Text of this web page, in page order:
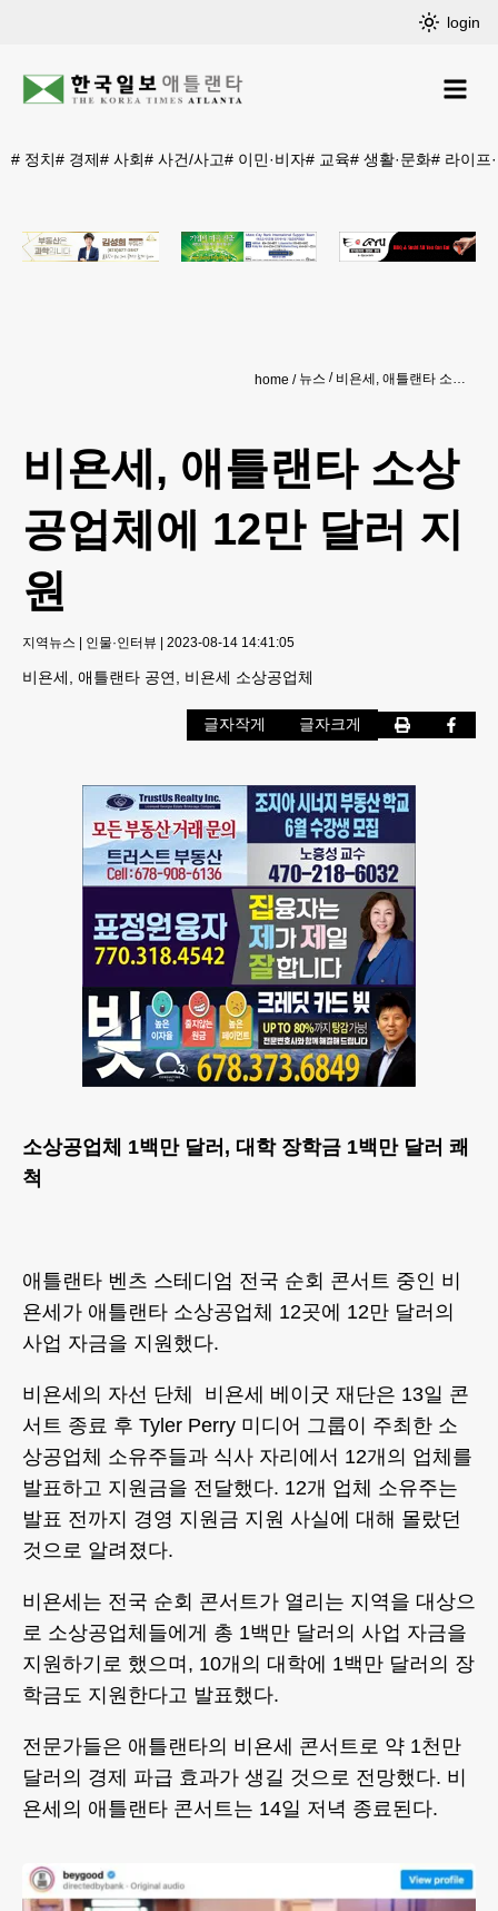
login
# 정치# 경제# 사회# 사건/사고# 이민·비자# 교육# 생활·문화# 라이프
home 뉴스 비욘세, 애틀랜타 소상공업체에 12만 달러 지원
비욘세, 애틀랜타 소상
공업체에 12만 달러 지
원
지역뉴스 | 인물·인터뷰 | 2023-08-14 14:41:05
비욘세, 애틀랜타 공연, 비욘세 소상공업체
글자작게 글자크게
소상공업체 1백만 달러, 대학 장학금 1백만 달러 쾌
척
애틀랜타 벤츠 스테디엄 전국 순회 콘서트 중인 비
욘세가 애틀랜타 소상공업체 12곳에 12만 달러의
사업 자금을 지원했다.
비욘세의 자선 단체 비욘세 베이굿 재단은 13일 콘
서트 종료 후 Tyler Perry 미디어 그룹이 주최한 소
상공업체 소유주들과 식사 자리에서 12개의 업체를
발표하고 지원금을 전달했다. 12개 업체 소유주는
발표 전까지 경영 지원금 지원 사실에 대해 몰랐던
것으로 알려졌다.
비욘세는 전국 순회 콘서트가 열리는 지역을 대상으
로 소상공업체들에게 총 1백만 달러의 사업 자금을
지원하기로 했으며, 10개의 대학에 1백만 달러의 장
학금도 지원한다고 발표했다.
전문가들은 애틀랜타의 비욘세 콘서트로 약 1천만
달러의 경제 파급 효과가 생길 것으로 전망했다. 비
욘세의 애틀랜타 콘서트는 14일 저녁 종료된다.